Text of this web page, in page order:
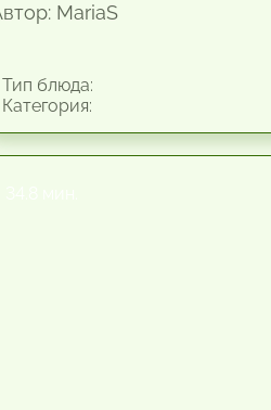
MariaS
блюда: